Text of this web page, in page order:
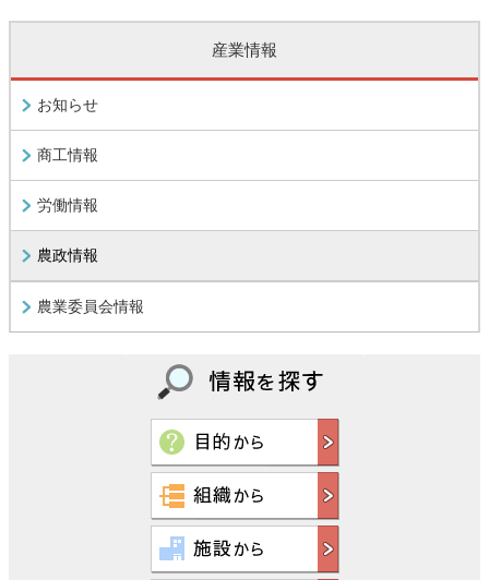
産業情報
お知らせ
商工情報
労働情報
農政情報
農業委員会情報